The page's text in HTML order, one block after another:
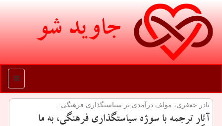
جاوید شو
منو
نادر جعفری، مولف درآمدی بر سیاستگذاری فرهنگی :
آثار ترجمه با سوژه سیاستگذاری فرهنگی، به ما